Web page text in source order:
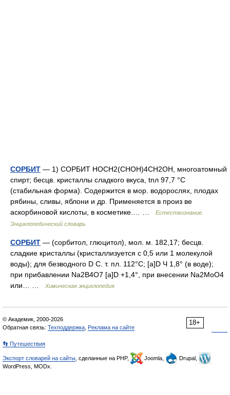
СОРБИТ — 1) СОРБИТ НОСН2(СНОН)4СН2ОН, многоатомный
спирт; бесцв. кристаллы сладкого вкуса, tnл 97,7 °С
(стабильная форма). Содержится в мор. водорослях, плодах
рябины, сливы, яблони и др. Применяется в произ ве
аскорбиновой кислоты, в косметике.… …
Естествознание.
Энциклопедический словарь
СОРБИТ — (сорбитол, глюцитол), мол. м. 182,17; бесцв.
сладкие кристаллы (кристаллизуется с 0,5 или 1 молекулой
воды); для безводного D C. т. пл. 112°С; [a]D Ч 1,8° (в воде);
при прибавлении Na2B4O7 [a]D +1,4°, при внесении Na2MoO4
или… …
Химическая энциклопедия
18+
© Академик, 2000-2026
Обратная связь: Техподдержка Реклама на сайте
👣 Путешествия
Экспорт словарей на сайты , сделанные на PHP, Joomla,
Drupal,
WordPress, MODx.